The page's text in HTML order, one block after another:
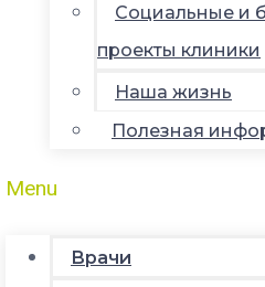
Социальные и
проекты клиники
Наша жизнь
Полезная
Menu
Врачи